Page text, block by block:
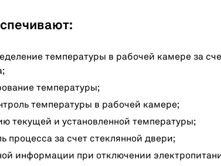
температуры в рабочей камере за
температуры;
температуры в рабочей камере;
текущей и установленной температуры;
процесса за счет стеклянной двери;
информации при отключении